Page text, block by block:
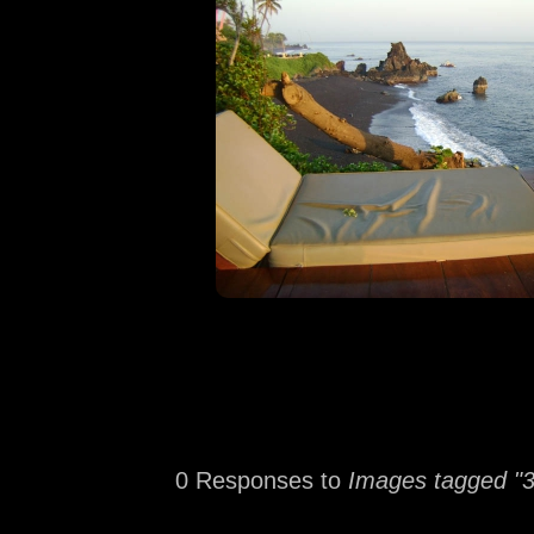
0 Responses to Images tagged